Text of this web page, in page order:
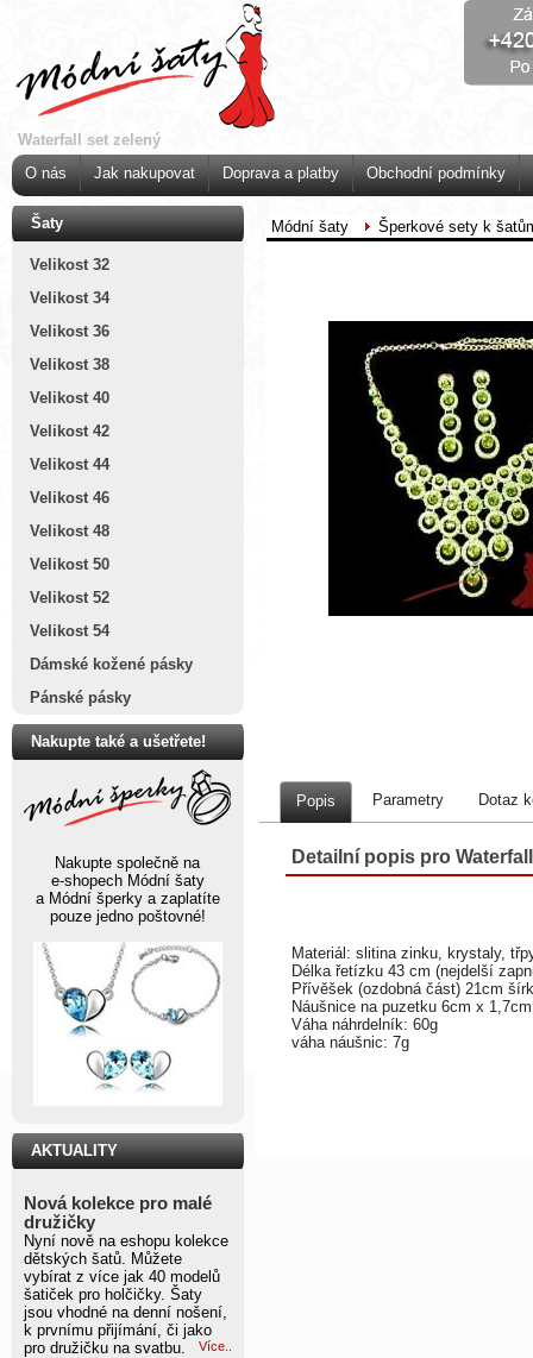
Waterfall set zelený
O nás
Jak nakupovat Doprava a platby Obchodní podmínky
Šaty
Velikost 32
Velikost 34
Velikost 36
Velikost 38
Velikost 40
Velikost 42
Velikost 44
Velikost 46
Velikost 48
Velikost 50
Velikost 52
Velikost 54
Dámské kožené pásky
Pánské pásky
Nakupte také a ušetřete!
Nakupte společně na
e-shopech Módní šaty
a Módní šperky a zaplatíte
pouze jedno poštovné!
AKTUALITY
Nová kolekce pro malé
družičky
Nyní nově na eshopu kolekce
dětských šatů. Můžete
vybírat z více jak 40 modelů
šatiček pro holčičky. Šaty
jsou vhodné na denní nošení,
k prvnímu přijímání, či jako
pro družičku na svatbu.
Více..
Módní šaty Šperkové sety k
Popis Parametry Dotaz
Detailní popis pro
Materiál: slitina zinku, krystaly,
Délka řetízku 43 cm (nejdelší
Přívěšek (ozdobná část) 21cm
Náušnice na puzetku 6cm x 1,7cm
Váha náhrdelník: 60g
váha náušnic: 7g